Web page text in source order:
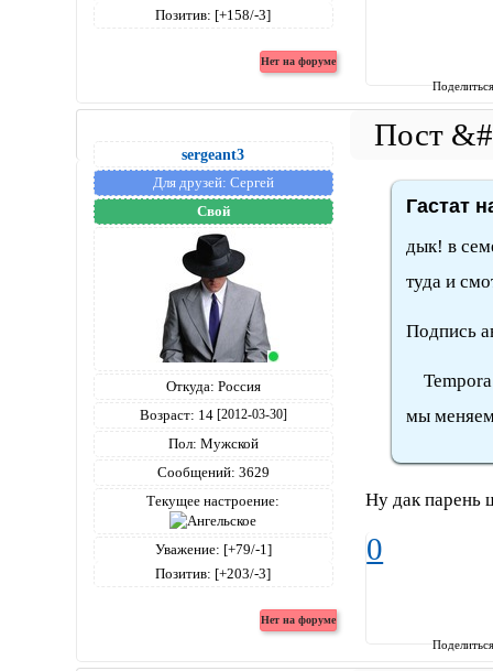
Позитив: [+158/-3]
sergeant3
Для друзей: Сергей
Свой
Откуда: Россия
Возраст: 14 [2012-03-30]
Пол: Мужской
Сообщений: 3629
Текущее настроение:
Уважение: [+79/-1]
Позитив: [+203/-3]
Гастат
дык! в
туда и
Подпись
Tempora
мы
Ну дак парень
0